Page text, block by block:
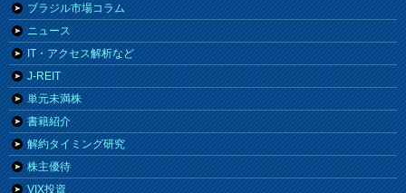
ブラジル市場コラム
ニュース
IT・アクセス解析など
J-REIT
単元未満株
書籍紹介
解約タイミング研究
株主優待
VIX投資